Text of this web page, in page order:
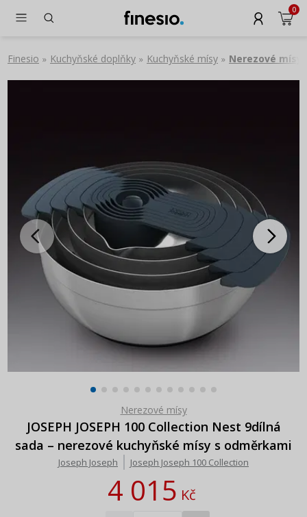
0
Finesio » Kuchyňské doplňky » Kuchyňské mísy » Nerezové mísy
Nerezové mísy
JOSEPH JOSEPH 100 Collection Nest 9dílná
sada – nerezové kuchyňské mísy s odměrkami
Joseph Joseph Joseph Joseph 100 Collection
4 015Kč